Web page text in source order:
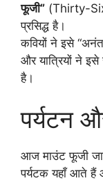
फूजी” (Thirty-
प्रसिद्ध है।
कवियों ने इसे
और यात्रियों ने इसे
है।
पर्यटन
आज माउंट फूजी
पर्यटक यहाँ आते हैं